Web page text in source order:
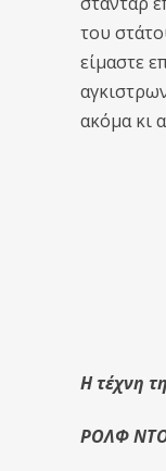
του
είμαστε
ακόμα κι
Η τέχνη
ΡΟΛΦ